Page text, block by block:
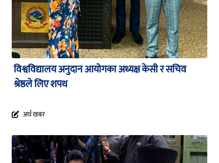
विश्वविद्यालय अनुदान आयोगका अध्यक्ष केसी र सचिव
श्रेष्ठले लिए शपथ
अर्थ खबर